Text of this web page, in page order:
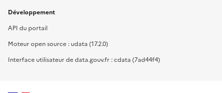
Développement
API du portail
Moteur open source : udata (17.2.0)
Interface utilisateur de data.gouv.fr : cdata (7ad44f4)